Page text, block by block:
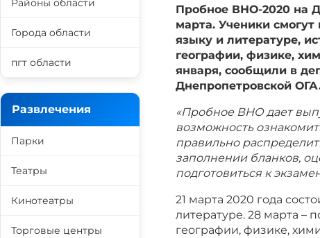
Пробное ВНО-2020 на
марта. Ученики
языку и литературе,
географии, физике,
января, сообщили в
Днепропетровской
«Пробное ВНО дает
возможность
правильно
заполнении бланков,
подготовиться к
21 марта 2020 года
литературе. 28 марта –
географии, физике,
Районы области
Города области
пгт области
Развлечения
Парки
Театры
Кинотеатры
Торговые центры